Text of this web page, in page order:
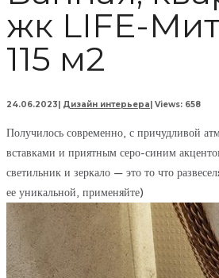
жк LIFE-
115 м2
24.06.2023 Дизайн интерьера Views: 658
Получилось современно, с причудливой
вставками и приятным серо-синим
светильник и зеркало — это то что
ее уникальной, применяйте)